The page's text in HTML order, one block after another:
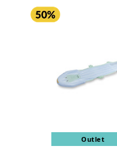
Outlet